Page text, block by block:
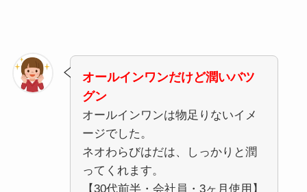
オールインワンだけど潤いバツ
グン
オールインワンは物足りないイメ
ージでした。
ネオわらびはだは、しっかりと潤
ってくれます。
【30代前半・会社員・3ヶ月使用】